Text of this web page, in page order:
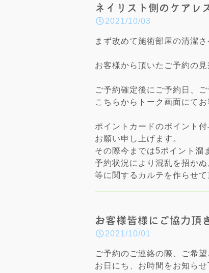
ネイリスト側のケアレ
2021/10/03
まず改めて施術部屋の清潔
お客様から頂いたご予約の
ご予約確定後にご予約日、
こちらからトーク画面にて
ポイントカードのポイント
お願い申し上げます。
その際今までは5ポイント溜
予約状況により混乱を招か
等に関するカルテを作らせ
お客様皆様にご協力頂
2021/10/01
ご予約のご連絡の際、ご希
お日にち、お時間をお知らせ